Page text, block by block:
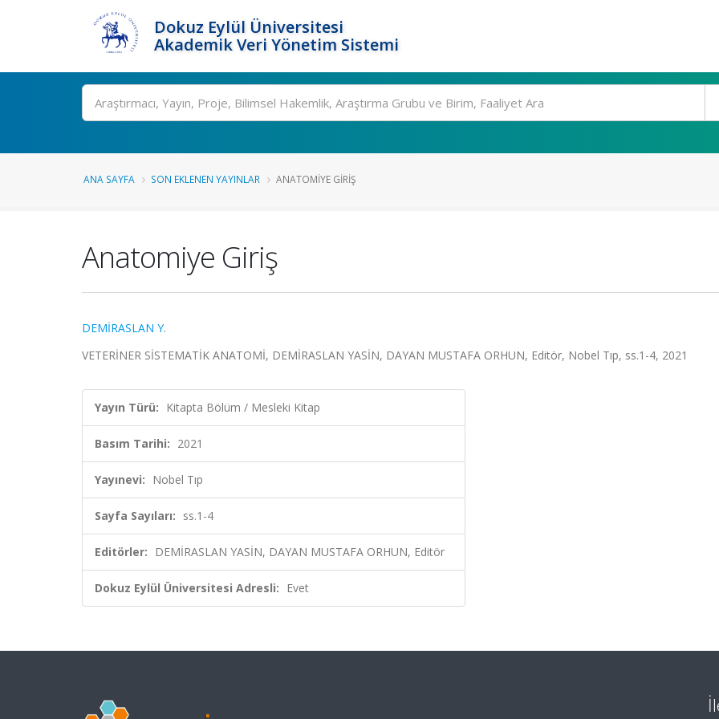
Dokuz Eylül Üniversitesi
Akademik Veri Yönetim Sistemi
Ara
ANA SAYFA SON EKLENEN YAYINLAR ANATOMIYE GIRIŞ
Anatomiye Giriş
DEMİRASLAN Y.
VETERİNER SİSTEMATİK ANATOMİ, DEMİRASLAN YASİN, DAYAN MUSTAFA ORHUN, Editör, Nobel Tıp, ss.1-4, 2021
Yayın Türü: Kitapta Bölüm / Mesleki Kitap
Basım Tarihi: 2021
Yayınevi: Nobel Tıp
Sayfa Sayıları: ss.1-4
Editörler: DEMİRASLAN YASİN, DAYAN MUSTAFA ORHUN, Editör
Dokuz Eylül Üniversitesi Adresli: Evet